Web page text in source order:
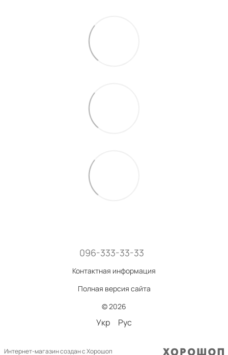
096-333-33-33
Контактная информация
Полная версия сайта
© 2026
Укр Рус
Интернет-магазин создан с Хорошоп